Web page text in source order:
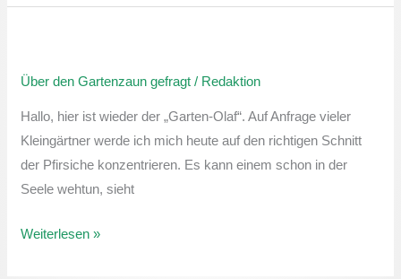
Über den Gartenzaun gefragt / Redaktion
Hallo, hier ist wieder der „Garten-Olaf“. Auf Anfrage vieler
Kleingärtner werde ich mich heute auf den richtigen Schnitt
der Pfirsiche konzentrieren. Es kann einem schon in der
Seele wehtun, sieht
Gartenzaun
gefragt:
Schnitt
von
Pfirsischbäumen
Weiterlesen »